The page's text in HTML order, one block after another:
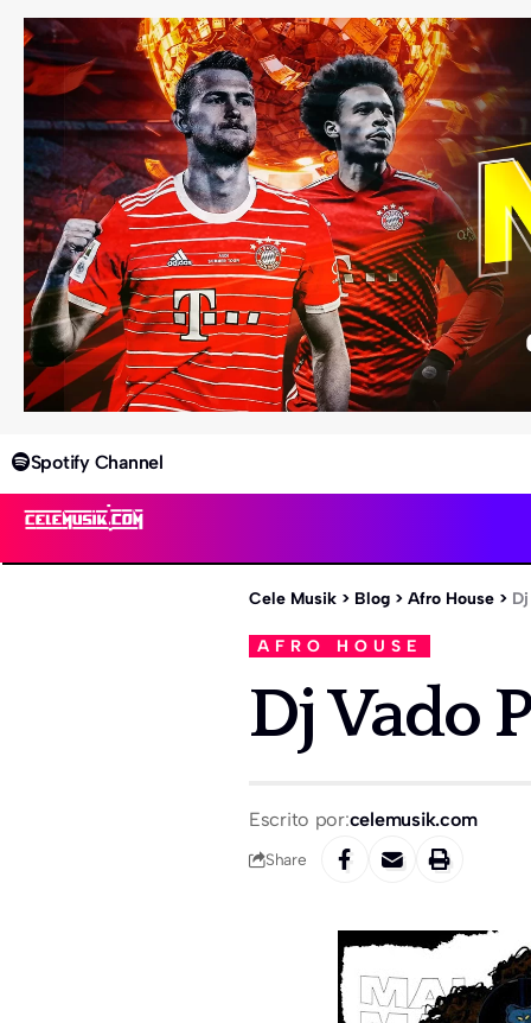
Spotify Channel
Cele Musik > Blog > Afro House >
AFRO HOUSE
Dj Vado
Escrito por:celemusik.com
Share